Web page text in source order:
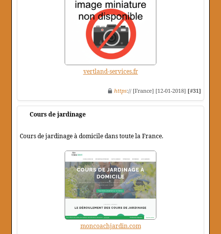
vertland-services.fr
https:// [France] [12-01-2018] [#31]
Cours de jardinage
Cours de jardinage à domicile dans toute la France.
moncoachjardin.com